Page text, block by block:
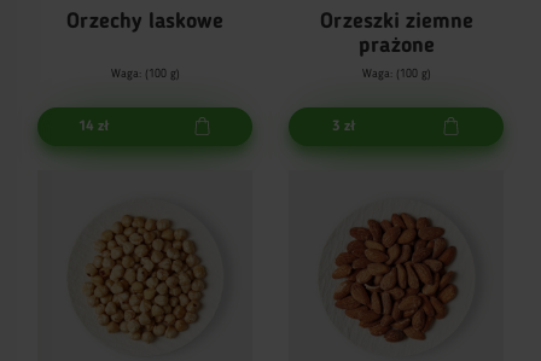
Orzechy laskowe
Waga: (100 g)
14 zł
Orzeszki ziemne
prażone
Waga: (100 g)
3 zł